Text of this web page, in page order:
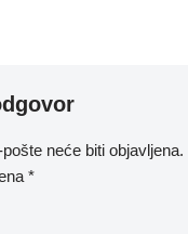
neće biti objavljena.
*